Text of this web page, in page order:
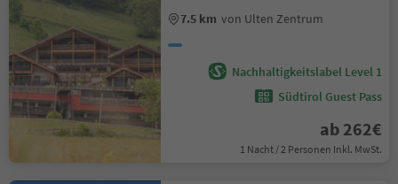
7.5 km von Ulten Zentrum
Nachhaltigkeitslabel Level 1
Südtirol Guest Pass
ab 262€
1 Nacht / 2 Personen Inkl. MwSt.